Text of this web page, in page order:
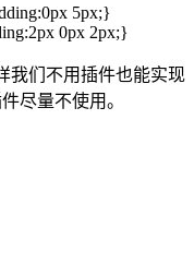
5px;}
0px 2px;}
我们不用插件也能实现
尽量不使用。